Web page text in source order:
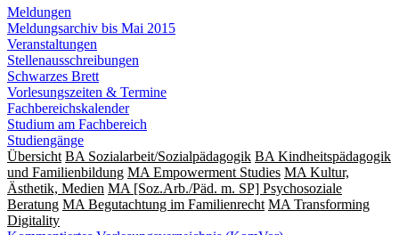
Meldungen
Meldungsarchiv bis Mai 2015
Veranstaltungen
Stellenausschreibungen
Schwarzes Brett
Vorlesungszeiten & Termine
Fachbereichskalender
Studium am Fachbereich
Studiengänge
Übersicht BA Sozialarbeit/Sozialpädagogik BA Kindheitspädagogik
und Familienbildung MA Empowerment Studies MA Kultur,
Ästhetik, Medien MA [Soz.Arb./Päd. m. SP] Psychosoziale
Beratung MA Begut­ach­tung im Fami­lien­recht MA Transforming
Digitality